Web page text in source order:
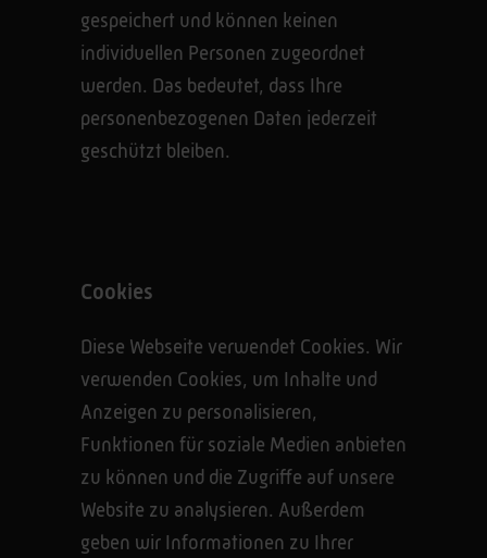
gespeichert und können keinen
individuellen Personen zugeordnet
werden. Das bedeutet, dass Ihre
personenbezogenen Daten jederzeit
geschützt bleiben.
Cookies
Diese Webseite verwendet Cookies. Wir
verwenden Cookies, um Inhalte und
Anzeigen zu personalisieren,
Funktionen für soziale Medien anbieten
zu können und die Zugriffe auf unsere
Website zu analysieren. Außerdem
geben wir Informationen zu Ihrer